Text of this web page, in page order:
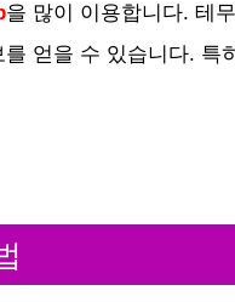
을 많이 이용합니다. 테
얻을 수 있습니다. 특